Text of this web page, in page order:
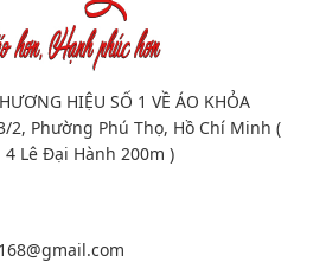
HIỆU SỐ 1 VỀ ÁO KHỎA
2, Phường Phú Thọ, Hồ Chí Minh (
Lê Đại Hành 200m )